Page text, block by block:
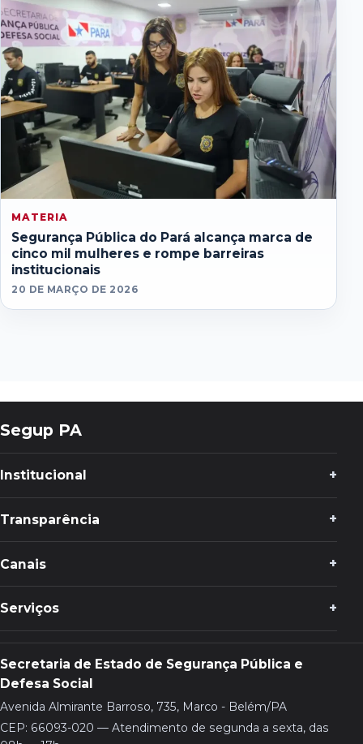
MATERIA
Segurança Pública do Pará alcança marca de
cinco mil mulheres e rompe barreiras
institucionais
20 DE MARÇO DE 2026
Segup PA
Institucional
Transparência
Canais
Serviços
Secretaria de Estado de Segurança Pública e
Defesa Social
Avenida Almirante Barroso, 735, Marco - Belém/PA
CEP: 66093-020 — Atendimento de segunda a sexta, das